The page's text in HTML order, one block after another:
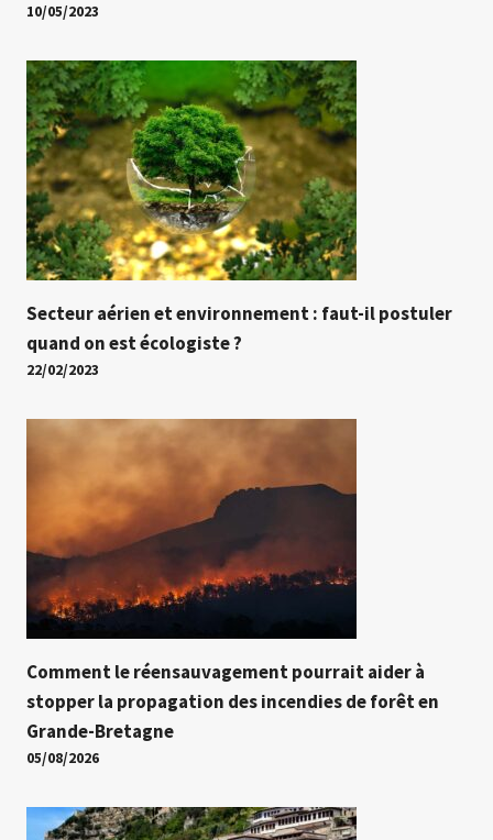
10/05/2023
Secteur aérien et environnement : faut-il postuler
quand on est écologiste ?
22/02/2023
Comment le réensauvagement pourrait aider à
stopper la propagation des incendies de forêt en
Grande-Bretagne
05/08/2026